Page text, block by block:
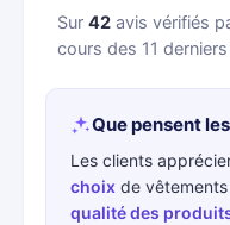
Sur 42 avis vérifiés
cours des 11
Que pensent
Les clients
choix de
qualité des